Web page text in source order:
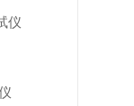
仪